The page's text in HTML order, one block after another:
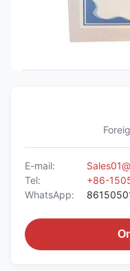
E-mail:
Tel:
+86-
WhatsApp: